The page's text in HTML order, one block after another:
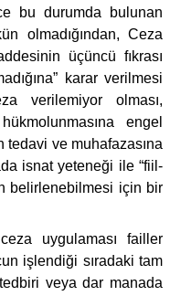
bu durumda bulunan
olmadığından, Ceza
üçüncü fıkrası
karar verilmesi
verilemiyor olması,
engel
tedavi ve muhafazasına
isnat yeteneği ile “fiil-
belirlenebilmesi için bir
uygulaması failler
işlendiği sıradaki tam
tedbiri veya dar manada